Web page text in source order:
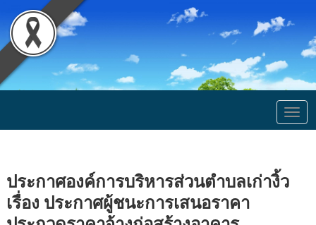
ประกาศองค์การบริหารส่วนตำบลเก่างิ้ว
เรื่อง ประกาศผู้ชนะการเสนอราคา